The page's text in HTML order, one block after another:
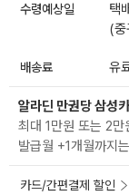
수령예상일
택
(
배송료 유
알라딘 만권당 삼성
최대 1만원 또는 2
발급월 +1개월까지
카드/간편결제 할인